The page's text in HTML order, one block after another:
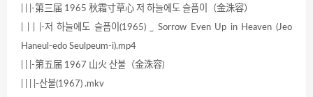
| | |-第三届 1965 秋霜寸草心 저 하늘에도 슬픔이（金洙容）
| | | |-저 하늘에도 슬픔이(1965) _ Sorrow Even Up in Heaven (Jeo
Haneul-edo Seulpeum-i).mp4
| | |-第五届 1967 山火 산불（金洙容)
| | | |-산불(1967) .mkv